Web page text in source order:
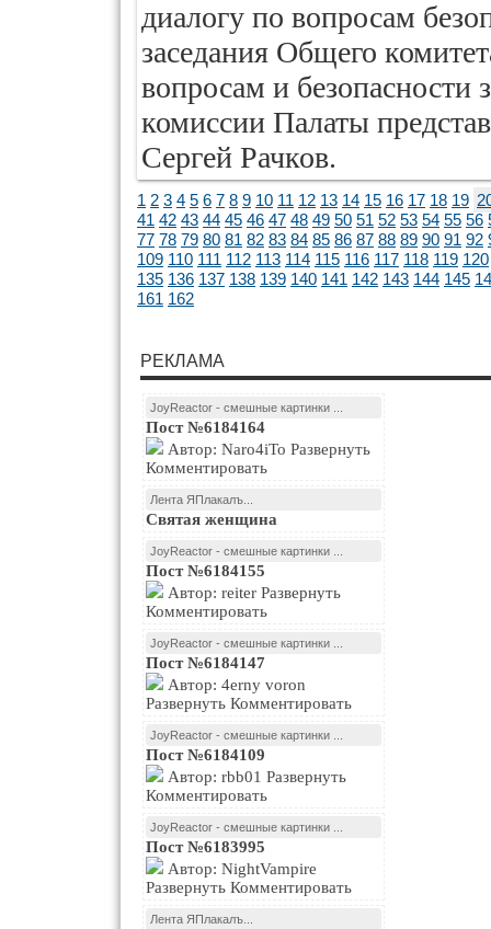
диалогу по вопросам
заседания Общего
вопросам и безопасности
комиссии Палаты
Сергей Рачков.
1 2 3 4 5 6 7 8 9 10 11 12 13 14 15 16 17 18 19
41 42 43 44 45 46 47 48 49 50 51 52 53 54 55 56
77 78 79 80 81 82 83 84 85 86 87 88 89 90 91 92
109 110 111 112 113 114 115 116 117 118 119 120
135 136 137 138 139 140 141 142 143 144 145
161 162
РЕКЛАМА
JoyReactor - смешные картинки ...
Пост №6184164
Комментировать
Лента ЯПлакалъ...
Святая женщина
JoyReactor - смешные картинки ...
Пост №6184155
Комментировать
JoyReactor - смешные картинки ...
Пост №6184147
Развернуть Комментировать
JoyReactor - смешные картинки ...
Пост №6184109
Комментировать
JoyReactor - смешные картинки ...
Пост №6183995
Развернуть Комментировать
Лента ЯПлакалъ...